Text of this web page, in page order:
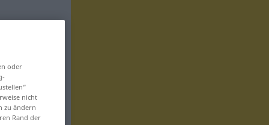
oder
nicht
zu ändern
Rand der